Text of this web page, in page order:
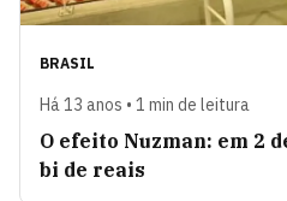
BRASIL
Há 13 anos • 1 min de leitura
O efeito Nuzman: em 2
bi de reais